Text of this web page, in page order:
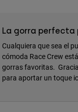
La gorra
Cualquiera que sea el
cómoda Race Crew
gorras favoritas.
para aportar un toque